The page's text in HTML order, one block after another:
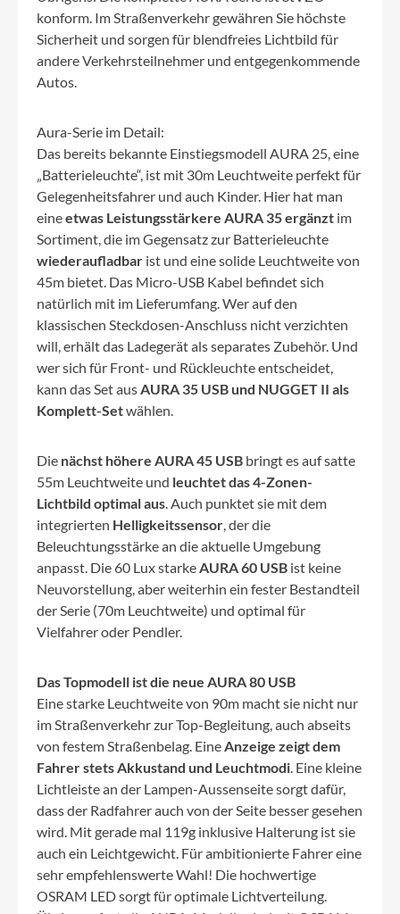
konform. Im Straßenverkehr gewähren Sie höchste
Sicherheit und sorgen für blendfreies Lichtbild für
andere Verkehrsteilnehmer und entgegenkommende
Autos.
Aura-Serie im Detail:
Das bereits bekannte Einstiegsmodell AURA 25, eine
„Batterieleuchte“, ist mit 30m Leuchtweite perfekt für
Gelegenheitsfahrer und auch Kinder. Hier hat man
eineetwas Leistungsstärkere AURA 35 ergänzt im
Sortiment, die im Gegensatz zur Batterieleuchte
wiederaufladbar ist und eine solide Leuchtweite von
45m bietet. Das Micro-USB Kabel befindet sich
natürlich mit im Lieferumfang. Wer auf den
klassischen Steckdosen-Anschluss nicht verzichten
will, erhält das Ladegerät als separates Zubehör. Und
wer sich für Front- und Rückleuchte entscheidet,
kann das Set ausAURA 35 USB und NUGGET II als
Komplett-Setwählen.
Die nächst höhere AURA 45 USB bringt es auf satte
55m Leuchtweite und leuchtet das 4-Zonen-
Lichtbild optimal aus. Auch punktet sie mit dem
integrierten Helligkeitssensor, der die
Beleuchtungsstärke an die aktuelle Umgebung
anpasst. Die 60 Lux starkeAURA 60 USB ist keine
Neuvorstellung, aber weiterhin ein fester Bestandteil
der Serie (70m Leuchtweite) und optimal für
Vielfahrer oder Pendler.
Das Topmodell ist die neue AURA 80 USB
Eine starke Leuchtweite von 90m macht sie nicht nur
im Straßenverkehr zur Top-Begleitung, auch abseits
von festem Straßenbelag. EineAnzeige zeigt dem
Fahrer stets Akkustand und Leuchtmodi. Eine kleine
Lichtleiste an der Lampen-Aussenseite sorgt dafür,
dass der Radfahrer auch von der Seite besser gesehen
wird. Mit gerade mal 119g inklusive Halterung ist sie
auch ein Leichtgewicht. Für ambitionierte Fahrer eine
sehr empfehlenswerte Wahl! Die hochwertige
OSRAM LED sorgt für optimale Lichtverteilung.